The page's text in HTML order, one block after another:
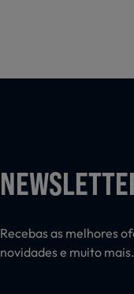
Recebas as melhores
novidades e muito mais.